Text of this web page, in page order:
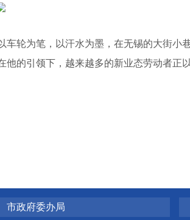
轮为笔，以汗水为墨，在无锡的大街小
的引领下，越来越多的新业态劳动者正
市政府委办局